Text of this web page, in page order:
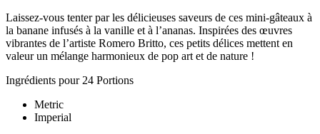
Laissez-vous tenter par les délicieuses saveurs de ces mini-gâteaux à
la banane infusés à la vanille et à l’ananas. Inspirées des œuvres
vibrantes de l’artiste Romero Britto, ces petits délices mettent en
valeur un mélange harmonieux de pop art et de nature !
Ingrédients pour 24 Portions
Metric
Imperial